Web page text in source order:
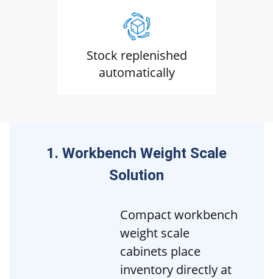
Stock replenished
automatically
1. Workbench Weight Scale
Solution
Compact workbench
weight scale
cabinets place
inventory directly at